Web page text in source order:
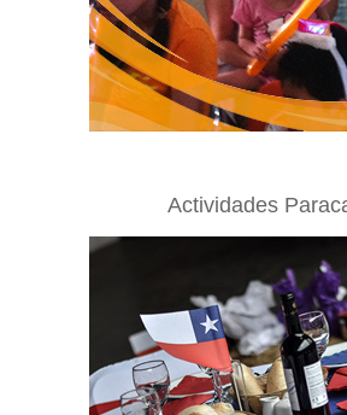
Actividades